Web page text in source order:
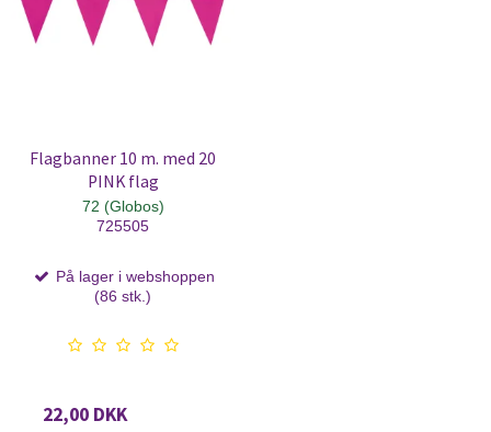
Flagbanner 10 m. med 20
PINK flag
72 (Globos)
725505
På lager i webshoppen
(86 stk.)
22,00 DKK